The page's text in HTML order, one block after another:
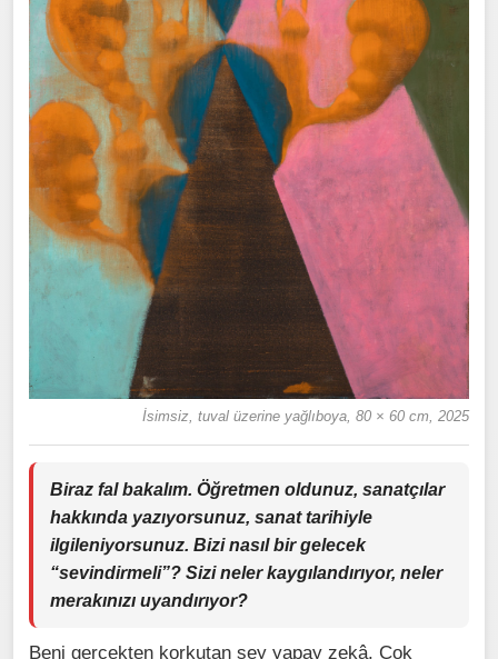
İsimsiz, tuval üzerine yağlıboya, 80 × 60 cm, 2025
Biraz fal bakalım. Öğretmen oldunuz, sanatçılar
hakkında yazıyorsunuz, sanat tarihiyle
ilgileniyorsunuz. Bizi nasıl bir gelecek
“sevindirmeli”? Sizi neler kaygılandırıyor, neler
merakınızı uyandırıyor?
Beni gerçekten korkutan şey yapay zekâ. Çok